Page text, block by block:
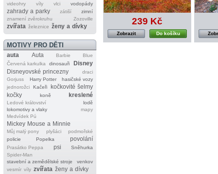
videohry
víly vlci vodopády
zahrady a parky zátiší
zimní
znamení zvěrokruhu
Zozoville
zvířata železnice ženy a dívky
MOTIVY PRO DĚTI
auta Auta Barbie
Blue
Červená karkulka
dinosauři
Disney
Disneyovské princezny
draci
Gorjuss
Harry Potter
hasičské vozy
jednorožci
Kačeři
kočkovité šelmy
kočky
koně kreslené
Ledové království
lodě
lokomotivy a vlaky
mapy
Medvídek Pú
Mickey Mouse a Minnie
Můj malý pony plyšáci
podmořské
policie
Popelka povolání
Prasátko Peppa psi
Sněhurka
Spider‐Man
stavební a zemědělské stroje
venkov
vesmír víly zvířata ženy a dívky
239 Kč
Do košíku
Zobrazit